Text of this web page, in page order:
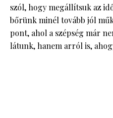
szól, hogy megállítsuk az
bőrünk minél tovább jól
pont, ahol a szépség már
látunk, hanem arról is,